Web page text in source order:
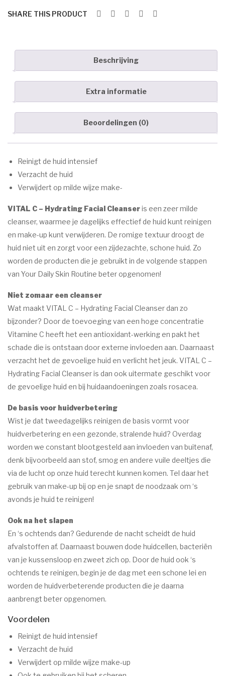
Voor de behandeling
Speciale behandelingen
Wenkbrauwen
MERKEN
Dr. Baumann
Image Skincare
Jane Iredale
Marc Inbane
HUID AANDOENINGEN
Acne
Eczeem
Donkere pigment vlekken
Goedaardige huidtumoren
Oudere huid
Rosacea/Couperose
Witte pigment vlekken
OVER ESPRIT
CONTACT
SHARE THIS PRODUCT
Beschrijving
Extra informatie
Beoordelingen (0)
Reinigt de huid intensief
Verzacht de huid
Verwijdert op milde wijze make-
VITAL C – Hydrating Facial Cleanseris een zeer milde
cleanser, waarmee je dagelijks effectief de huid kunt reinigen
en make-up kunt verwijderen. De romige textuur droogt de
huid niet uit en zorgt voor een zijdezachte, schone huid. Zo
worden de producten die je gebruikt in de volgende stappen
van Your Daily Skin Routine beter opgenomen!
Niet zomaar een cleanser
Wat maakt VITAL C – Hydrating Facial Cleanser dan zo
bijzonder? Door de toevoeging van een hoge concentratie
Vitamine C heeft het een antioxidant-werking en pakt het
schade die is ontstaan door externe invloeden aan. Daarnaast
verzacht het de gevoelige huid en verlicht het jeuk. VITAL C –
Hydrating Facial Cleanser is dan ook uitermate geschikt voor
de gevoelige huid en bij huidaandoeningen zoals rosacea.
De basis voor huidverbetering
Wist je dat tweedagelijks reinigen de basis vormt voor
huidverbetering en een gezonde, stralende huid? Overdag
worden we constant blootgesteld aan invloeden van buitenaf,
denk bijvoorbeeld aan stof, smog en andere vuile deeltjes die
via de lucht op onze huid terecht kunnen komen. Tel daar het
gebruik van make-up bij op en je snapt de noodzaak om ‘s
avonds je huid te reinigen!
Ook na het slapen
En ‘s ochtends dan? Gedurende de nacht scheidt de huid
afvalstoffen af. Daarnaast bouwen dode huidcellen, bacteriën
van je kussensloop en zweet zich op. Door de huid ook ‘s
ochtends te reinigen, begin je de dag met een schone lei en
worden de huidverbeterende producten die je daarna
aanbrengt beter opgenomen.
Voordelen
Reinigt de huid intensief
Verzacht de huid
Verwijdert op milde wijze make-up